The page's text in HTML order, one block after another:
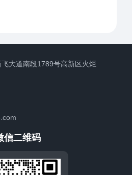
大道南段1789号高新区火炬
信二维码